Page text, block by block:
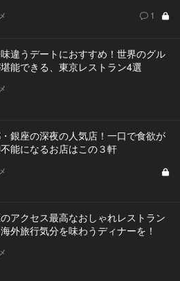
1
違うデートにおすすめ！世界のグル
堪能できる、東京レストラン4選
銀座の深夜の人気店！一口で食欲が
能になるお店はこの３軒
アクセス最高なおしゃれレストラン
外旅行気分を味わうディナーを！